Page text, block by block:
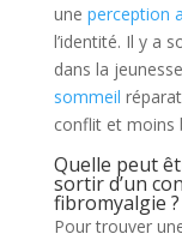
une perception
l’identité. Il y a
dans la
sommeil
conflit et moins
Quelle peut
sortir d’un
fibromyalgie ?
Pour trouver